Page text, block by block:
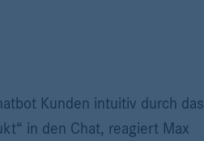
Kunden intuitiv durch das
in den Chat, reagiert Max